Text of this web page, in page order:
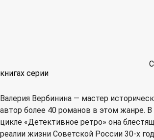
книгах серии
Валерия Вербинина — мастер
автор более 40 романов в этом жанре.
цикле «Детективное ретро» она
реалии жизни Советской России 30-х